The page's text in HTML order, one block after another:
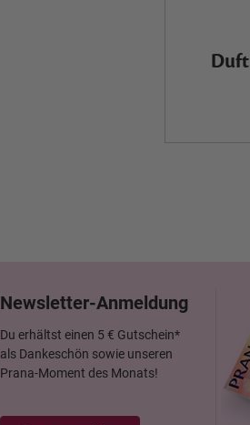
Newsletter-Anmeldung
Du erhältst einen 5 € Gutschein*
als Dankeschön sowie unseren
Prana-Moment des Monats!